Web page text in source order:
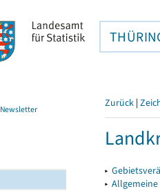
Newsletter Zurück |
▸
▸